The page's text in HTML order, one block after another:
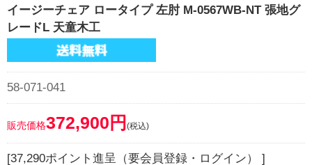
イージーチェア ロータイプ 左肘 M-0567WB-NT 張地グ
レードL 天童木工
58-071-041
販売価格372,900円 (税込)
[37,290ポイント進呈（要会員登録・ログイン） ]